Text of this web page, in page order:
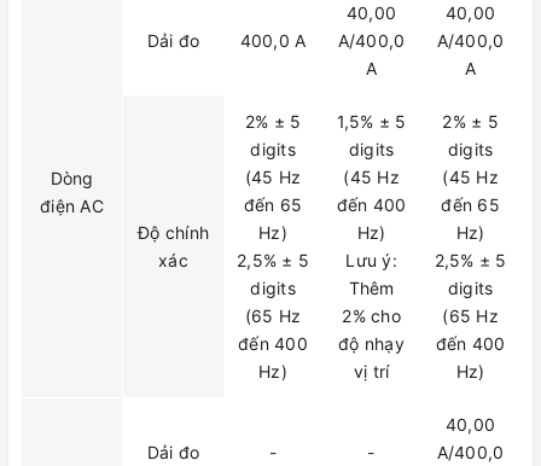
Dòng
điện AC
Dải đo 400,0 A
40,00
A/400,0
A
40,00
A/400,0
A
Độ chính
xác
2% ± 5
digits
(45 Hz
đến 65
Hz)
2,5% ± 5
digits
(65 Hz
đến 400
Hz)
1,5% ± 5
digits
(45 Hz
đến 400
Hz)
Lưu ý:
Thêm
2% cho
độ nhạy
vị trí
2% ± 5
digits
(45 Hz
đến 65
Hz)
2,5% ± 5
digits
(65 Hz
đến 400
Hz)
Dải đo - -
40,00
A/400,0